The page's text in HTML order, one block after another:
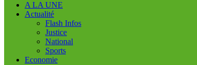
A LA UNE
Actualité
Flash Infos
Justice
National
Sports
Economie